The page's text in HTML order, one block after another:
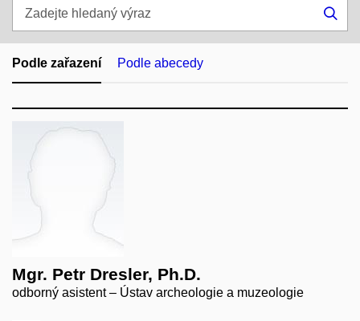
hledaný
výraz
Podle zařazení Podle abecedy
Mgr. Petr Dresler, Ph.D.
odborný asistent – Ústav archeologie a muzeologie